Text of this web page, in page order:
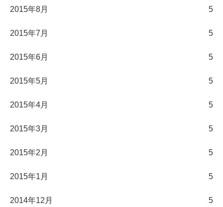
2015年8月 5
2015年7月 5
2015年6月 5
2015年5月 5
2015年4月 5
2015年3月 5
2015年2月 5
2015年1月 5
2014年12月 5